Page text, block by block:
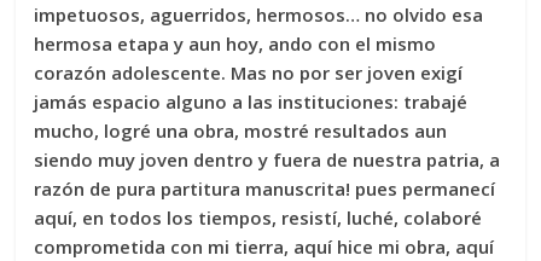
impetuosos, aguerridos, hermosos… no olvido esa
hermosa etapa y aun hoy, ando con el mismo
corazón adolescente. Mas no por ser joven exigí
jamás espacio alguno a las instituciones: trabajé
mucho, logré una obra, mostré resultados aun
siendo muy joven dentro y fuera de nuestra patria, a
razón de pura partitura manuscrita! pues permanecí
aquí, en todos los tiempos, resistí, luché, colaboré
comprometida con mi tierra, aquí hice mi obra, aquí